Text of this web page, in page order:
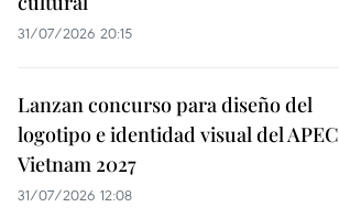
31/07/2026 20:15
Lanzan concurso para diseño del
logotipo e identidad visual del APEC
Vietnam 2027
31/07/2026 12:08